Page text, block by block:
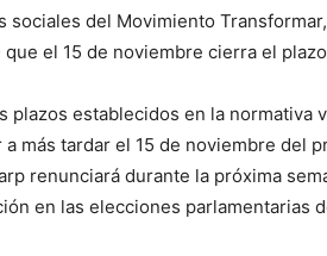
sociales del Movimiento
el 15 de noviembre cierra el
plazos establecidos en la normativa
más tardar el 15 de noviembre del
renunciará durante la próxima
en las elecciones parlamentarias